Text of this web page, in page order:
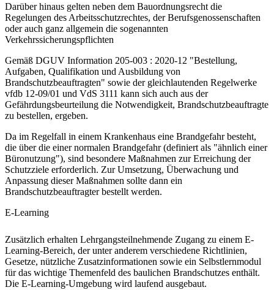
Darüber hinaus gelten neben dem Bauordnungsrecht die
Regelungen des Arbeitsschutzrechtes, der Berufsgenossenschaften
oder auch ganz allgemein die sogenannten
Verkehrssicherungspflichten
Gemäß DGUV Information 205-003 : 2020-12 "Bestellung,
Aufgaben, Qualifikation und Ausbildung von
Brandschutzbeauftragten" sowie der gleichlautenden Regelwerke
vfdb 12-09/01 und VdS 3111 kann sich auch aus der
Gefährdungsbeurteilung die Notwendigkeit, Brandschutzbeauftragte
zu bestellen, ergeben.
Da im Regelfall in einem Krankenhaus eine Brandgefahr be­steht,
die über die einer normalen Brandgefahr (definiert als "ähnlich einer
Büronutzung"), sind besondere Maßnahmen zur Erreichung der
Schutzziele erforderlich. Zur Um­setzung, Überwachung und
Anpassung dieser Maßnahmen sollte dann ein
Brandschutzbeauftragter bestellt werden.
E-Learning
Zusätzlich erhalten Lehrgangsteilnehmende Zugang zu einem E-
Learning-Bereich, der unter anderem verschiedene Richtlinien,
Gesetze, nützliche Zusatzinformationen sowie ein Selbstlernmodul
für das wichtige Themenfeld des baulichen Brandschutzes enthält.
Die E-Learning-Umgebung wird laufend ausgebaut.